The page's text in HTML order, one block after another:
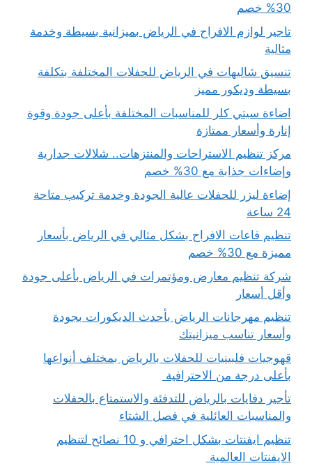
30% خصم
تاجير لوازم الافراح في الرياض بميزانية بسيطة وخدمة
مثالية
تنسيق شاليهات في الرياض للحفلات المختلفة بتكلفة
بسيطة وديكور مميز
اضاءة سيتي كلر للمناسبات المختلفة بأعلى جودة وقوة
إنارة وأسعار ممتازة
مركز تنظيم الاستراحات والمنتزهات.. شلالات جدارية
وإضاءات جذابة مع 30% خصم
إضاءة ليزر للحفلات عالية الجودة وخدمة تركيب متاحة
24 ساعة
تنظيم قاعات الافراح بشكل مثالي في الرياض بأسعار
مميزة مع 30% خصم
شركة تنظيم معارض ومؤتمرات في الرياض بأعلى جودة
وأقل أسعار
تنظيم مهرجانات الرياض بأحدث الديكورات بجودة
وأسعار تناسب ميزانيتك
قهوجيات فلبينيات للحفلات بالرياض بمختلف أنواعها
بأعلى درجة من الاحترافية
تأجير دفايات بالرياض للتدفئة والاستمتاع بالحفلات
والمناسبات العائلية في فصل الشتاء
تنظيم ايفنتات بشكل احترافي و 10 نصائح لتنظيم
الايفنتات العالمية